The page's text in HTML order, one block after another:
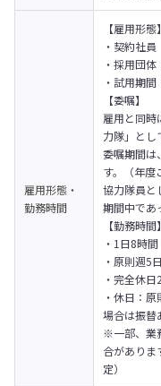
雇用形態・
勤務時間
【雇用形態】
・契約社員
・採用団
・試用期間
【委嘱】
雇用と同時
力隊」とし
委嘱期間は
す。（年度
協力隊員と
期間中であ
【勤務時間】
・1日8時
・原則週5
・完全休日
・休日：
場合は振替
※一部、業
合がありま
定）